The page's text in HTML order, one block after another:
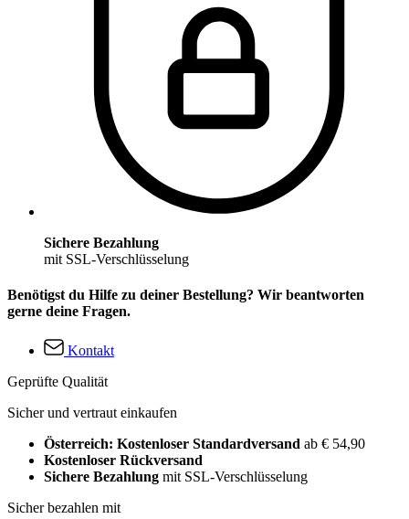
Sichere Bezahlung
mit SSL-Verschlüsselung
Benötigst du Hilfe zu deiner Bestellung? Wir beantworten
gerne deine Fragen.
Kontakt
Geprüfte Qualität
Sicher und vertraut einkaufen
Österreich: Kostenloser Standardversand ab € 54,90
Kostenloser Rückversand
Sichere Bezahlung mit SSL-Verschlüsselung
Sicher bezahlen mit